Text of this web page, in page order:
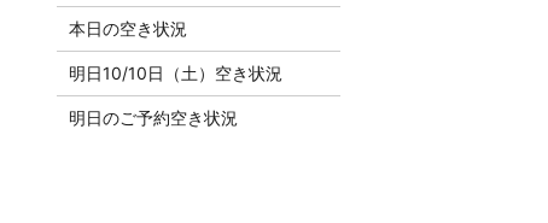
本日の空き状況
明日10/10日（土）空き状況
明日のご予約空き状況